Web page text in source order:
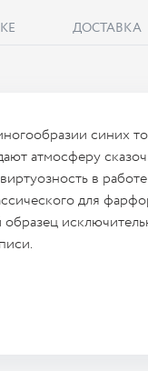
ДОСТАВКА
синих
атмосферу
в работе
для